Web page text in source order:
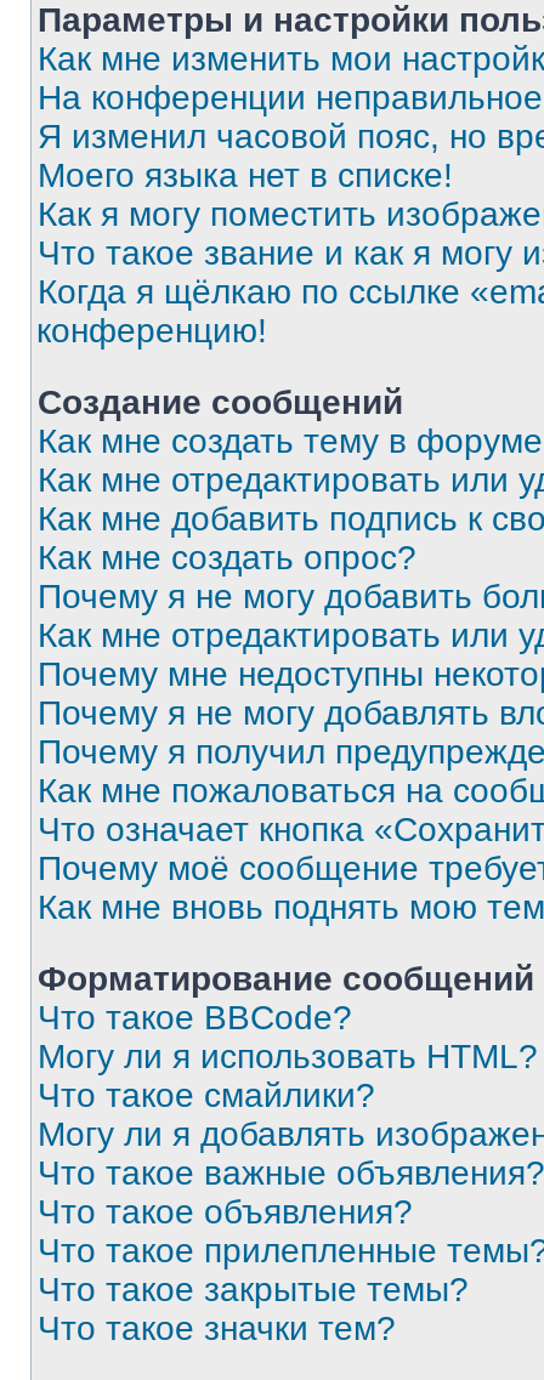
Параметры и настройки
Как мне изменить мои
На конференции
Я изменил часовой пояс, но
Моего языка нет в списке!
Как я могу поместить
Что такое звание и как я могу
Когда я щёлкаю по ссылке
конференцию!
Создание сообщений
Как мне создать тему в
Как мне отредактировать или
Как мне добавить подпись к
Как мне создать опрос?
Почему я не могу добавить
Как мне отредактировать или
Почему мне недоступны
Почему я не могу добавлять
Почему я получил
Как мне пожаловаться на
Что означает кнопка
Почему моё сообщение
Как мне вновь поднять мою
Форматирование
Что такое BBCode?
Могу ли я использовать HTML?
Что такое смайлики?
Могу ли я добавлять
Что такое важные объявления?
Что такое объявления?
Что такое прилепленные
Что такое закрытые темы?
Что такое значки тем?